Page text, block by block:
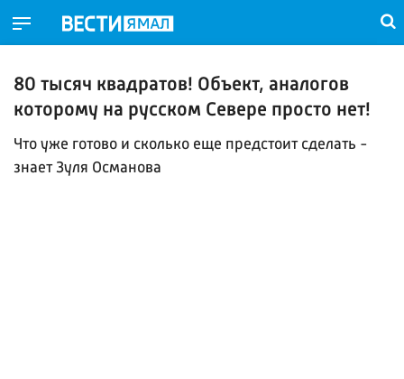
80 тысяч квадратов! Объект, аналогов
которому на русском Севере просто нет!
Что уже готово и сколько еще предстоит сделать -
знает Зуля Османова